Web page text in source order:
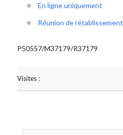
En ligne uniquement
Réunion de rétablissement
P50557/M37179/R37179
Visites :